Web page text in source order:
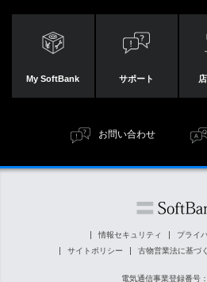
My SoftBank サポート
お問い合わせ
情報セキュリティ
プライ
サイトポリシー
古物営業法に基づ
電気通信事業登録番号